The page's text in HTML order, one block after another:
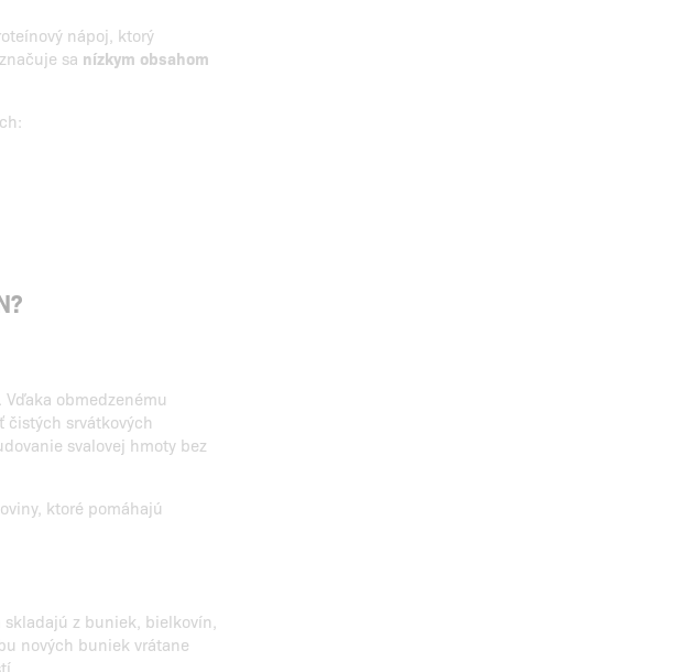
nápoj, ktorý
sa nízkym obsahom
obmedzenému
srvátkových
svalovej hmoty bez
ktoré pomáhajú
skladajú z buniek, bielkovín,
nových buniek vrátane